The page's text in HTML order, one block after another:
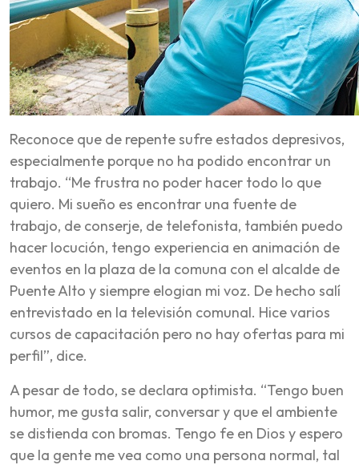
Reconoce que de repente sufre estados depresivos,
especialmente porque no ha podido encontrar un
trabajo. “Me frustra no poder hacer todo lo que
quiero. Mi sueño es encontrar una fuente de
trabajo, de conserje, de telefonista, también puedo
hacer locución, tengo experiencia en animación de
eventos en la plaza de la comuna con el alcalde de
Puente Alto y siempre elogian mi voz. De hecho salí
entrevistado en la televisión comunal. Hice varios
cursos de capacitación pero no hay ofertas para mi
perfil”, dice.
A pesar de todo, se declara optimista. “Tengo buen
humor, me gusta salir, conversar y que el ambiente
se distienda con bromas. Tengo fe en Dios y espero
que la gente me vea como una persona normal, tal